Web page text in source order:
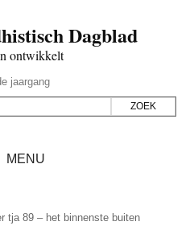
Dagblad
ontwikkelt
jaargang
MENU
tja 89 – het binnenste buiten